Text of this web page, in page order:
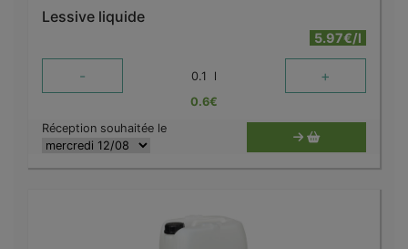
Lessive liquide
5.97€/l
- 0.1 l +
0.6€
Réception souhaitée le